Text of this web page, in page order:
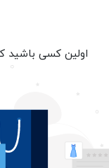
اولین کسی باشید